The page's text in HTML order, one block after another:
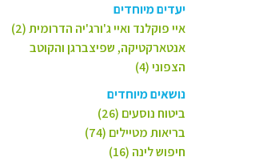
יעדים מיוחדים
איי פוקלנד ואיי ג'ורג'יה הדרומית (2)
אנטארקטיקה, שפיצברגן והקוטב
הצפוני (4)
נושאים מיוחדים
ביטוח נוסעים (26)
בריאות מטיילים (74)
חיפוש לינה (16)